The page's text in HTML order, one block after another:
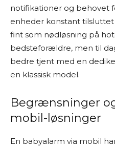
notifikationer og behovet
enheder konstant
fint som nødløsning på
bedsteforældre, men til
bedre tjent med en
en klassisk model.
Begrænsninger
mobil-løsninger
En babyalarm via mobil